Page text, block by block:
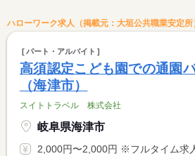
ハローワーク求人（掲載元：大垣公共職業安定所
パート・アルバイト
高須認定こども園での通園
（海津市）
スイトトラベル 株式会社
岐阜県海津市
2,000円〜2,000円 ※フルタイム求人の場合は月額（換算額）、パート